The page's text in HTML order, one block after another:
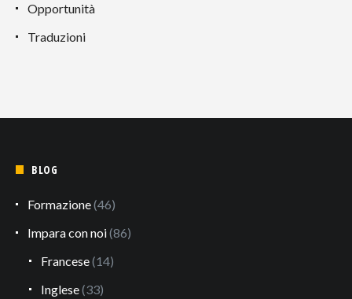
Opportunità
Traduzioni
BLOG
Formazione(46)
Impara con noi(86)
Francese(14)
Inglese(33)